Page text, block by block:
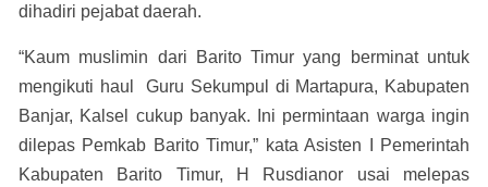
dihadiri pejabat daerah.
“Kaum muslimin dari Barito Timur yang berminat untuk
mengikuti haul Guru Sekumpul di Martapura, Kabupaten
Banjar, Kalsel cukup banyak. Ini permintaan warga ingin
dilepas Pemkab Barito Timur,” kata Asisten I Pemerintah
Kabupaten Barito Timur, H Rusdianor usai melepas